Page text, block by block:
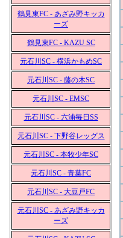
鶴見東FC - あざみ野キッカ
ーズ
鶴見東FC - KAZU SC
元石川SC - 横浜かもめSC
元石川SC - 藤の木SC
元石川SC - EMSC
元石川SC - 六浦毎日SS
元石川SC - 下野谷レッグス
元石川SC - 本牧少年SC
元石川SC - 青葉FC
元石川SC - 大豆戸FC
元石川SC - あざみ野キッカ
ーズ